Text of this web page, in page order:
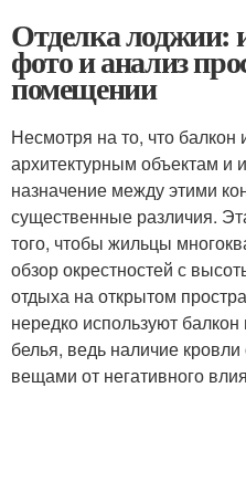
Отделка лоджии:
фото и анализ
помещении
Несмотря на то, что балкон
архитектурным объектам и
назначение между этими
существенные различия.
того, чтобы жильцы
обзор окрестностей с
отдыха на открытом
нередко используют
белья, ведь наличие
вещами от негативного